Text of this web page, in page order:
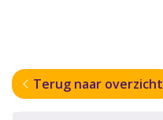
Terug naar overzicht